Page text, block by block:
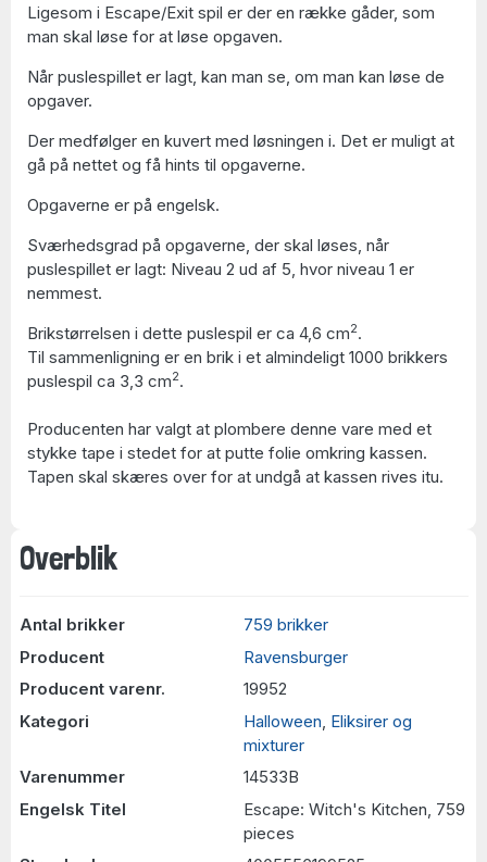
Overblik
Antal brikker
759 brikker
Producent
Ravensburger
Producent varenr.
19952
Kategori
Halloween Eliksirer og
mixturer
Varenummer
14533B
Engelsk Titel
Escape: Witch's Kitchen, 759
pieces
Ligesom i Escape/Exit spil er der en række gåder, som
man skal løse for at løse opgaven.
Når puslespillet er lagt, kan man se, om man kan løse de
opgaver.
Der medfølger en kuvert med løsningen i. Det er muligt at
gå på nettet og få hints til opgaverne.
Opgaverne er på engelsk.
Sværhedsgrad på opgaverne, der skal løses, når
puslespillet er lagt: Niveau 2 ud af 5, hvor niveau 1 er
nemmest.
Brikstørrelsen i dette puslespil er ca 4,6 cm2.
Til sammenligning er en brik i et almindeligt 1000 brikkers
puslespil ca 3,3 cm2.
Producenten har valgt at plombere denne vare med et
stykke tape i stedet for at putte folie omkring kassen.
Tapen skal skæres over for at undgå at kassen rives itu.